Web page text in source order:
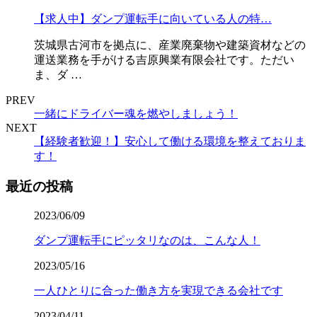
【求人中】ダンプ運転手に向いている人の特…
茨城県古河市を拠点に、産業廃棄物や建築資材などの
運送業務を手がける吉原興業有限会社です。ただい
ま、ダ …
PREV
一緒にドライバー魂を燃やしましょう！
NEXT
【経験者歓迎！】安心して働ける環境を整えておりま
す！
最近の投稿
2023/06/09
ダンプ運転手にピッタリなのは、こんな人！
2023/05/16
一人ひとりに合った働き方を実現できる会社です